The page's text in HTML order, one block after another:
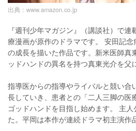
出典 : www.amazon.co.jp
『週刊少年マガジン』（講談社）で
療漫画が原作のドラマです。 安田記
の成長を描いた作品です。新米医師真
ッドハンドの異名を持つ真東光介を父
指導医からの指導やライバルと競い合
長していき、患者との「二人三脚の医
ゴッドハンドを目指し始めます。 主
た。平岡は本作が連続ドラマ初主演作